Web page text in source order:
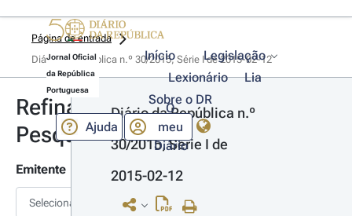
Jornal Oficial
da República
Portuguesa
Início
Legislação
Lexionário
Lia
Sobre o DR
Ajuda
O
meu
Diário
Página de entrada
Diário da República n.º 30/2015, Série I de 2015-02-12
Refinar
Pesquisa
Emitente
Selecionar
Diário da República n.º
30/2015, Série I de
2015-02-12